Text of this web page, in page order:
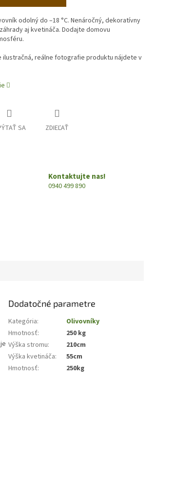
odolný do –18 °C. Nenáročný, dekoratívny
aj kvetináča. Dodajte domovu
ilustračná, reálne fotografie produktu nájdete v
SA ZDIEĽAŤ
Kontaktujte nas!
0940 499 890
Dodatočné parametre
Kategória:
Olivovníky
Hmotnosť:
250 kg
Výška stromu:
210cm
Výška kvetináča:
55cm
Hmotnosť: 250kg